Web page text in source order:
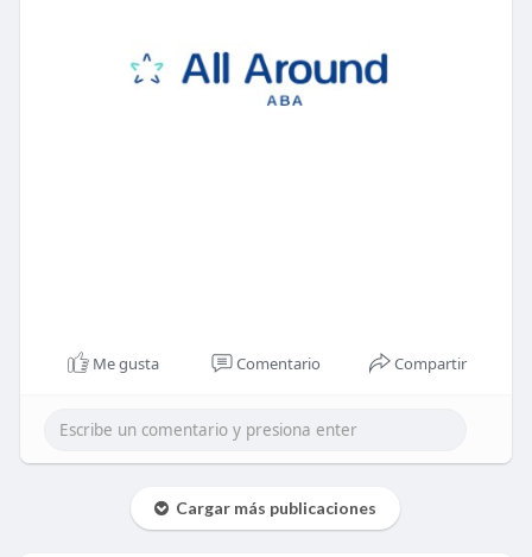
Me gusta Comentario Compartir
Cargar más publicaciones